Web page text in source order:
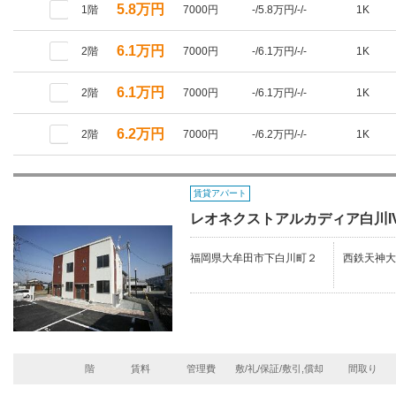
1階 5.8万円 7000円 -/5.8万円/-/- 1K
2階 6.1万円 7000円 -/6.1万円/-/- 1K
2階 6.1万円 7000円 -/6.1万円/-/- 1K
2階 6.2万円 7000円 -/6.2万円/-/- 1K
賃貸アパート
レオネクストアルカディア白川
福岡県大牟田市下白川町２ 西鉄天神
階 賃料 管理費 敷/礼/保証/敷引,償却 間取り